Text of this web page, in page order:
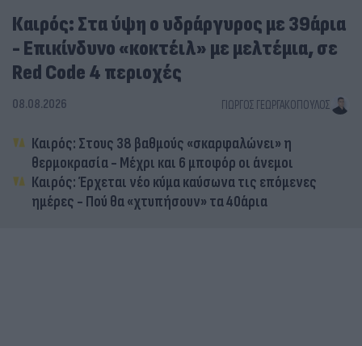
Καιρός: Στα ύψη ο υδράργυρος με 39άρια
- Επικίνδυνο «κοκτέιλ» με μελτέμια, σε
Red Code 4 περιοχές
08.08.2026 ΓΙΏΡΓΟΣ ΓΕΩΡΓΑΚΌΠΟΥΛΟΣ
Καιρός: Στους 38 βαθμούς «σκαρφαλώνει» η
θερμοκρασία - Μέχρι και 6 μποφόρ οι άνεμοι
Καιρός: Έρχεται νέο κύμα καύσωνα τις επόμενες
ημέρες - Πού θα «χτυπήσουν» τα 40άρια